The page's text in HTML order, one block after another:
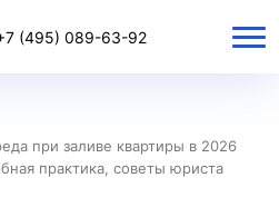
(495) 089-63-92
при заливе квартиры в 2026
практика, советы юриста